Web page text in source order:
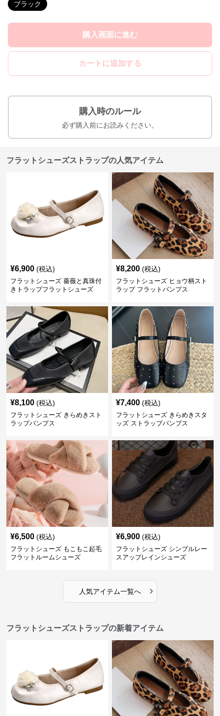
ブラック
購入画面に進む
カートに追加する
購入時のルール
必ず購入前にお読みください。
フラットシューズストラップの人気アイテム
¥6,900 (税込)
フラットシューズ 薔薇と真珠付
きトラップフラットシューズ
¥8,200 (税込)
フラットシューズ ヒョウ柄スト
ラップ フラットパンプス
¥8,100 (税込)
フラットシューズ きらめきスト
ラップパンプス
¥7,400 (税込)
フラットシューズ きらめきスタ
ッズ ストラップパンプス
¥6,500 (税込)
フラットシューズ もこもこ起毛
フラットルームシューズ
¥6,900 (税込)
フラットシューズ シンプルレー
スアップレインシューズ
人気アイテム一覧へ ›
フラットシューズストラップの新着アイテム